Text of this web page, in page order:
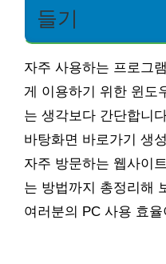
들기
자주 사용하는 프로그
게 이용하기 위한 윈도
는 생각보다 간단합니
바탕화면 바로가기 생
자주 방문하는 웹사이
는 방법까지 총정리해
여러분의 PC 사용 효